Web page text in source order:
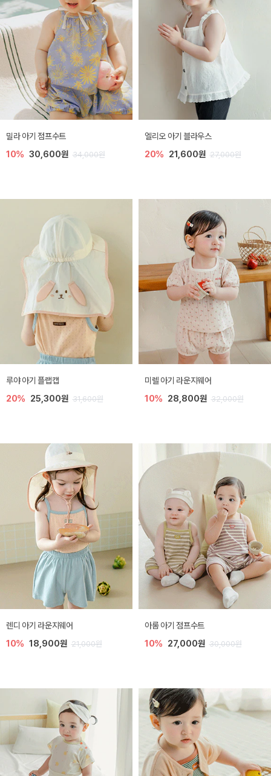
밀라 아기 점프수트
10% 30,600원 34,000원
엘리오 아기 블라우스
20% 21,600원 27,000원
루야 아기 플랩캡
20% 25,300원 31,600원
미렐 아기 라운지웨어
10% 28,800원 32,000원
렌디 아기 라운지웨어
10% 18,900원 21,000원
아롬 아기 점프수트
10% 27,000원 30,000원